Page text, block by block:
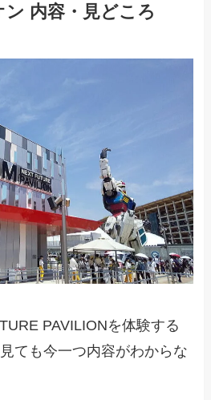
内容・見どころ
PAVILIONを体験する
ても今一つ内容がわからな